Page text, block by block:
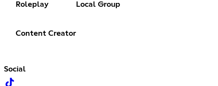
Roleplay Local Group
Content Creator
Social